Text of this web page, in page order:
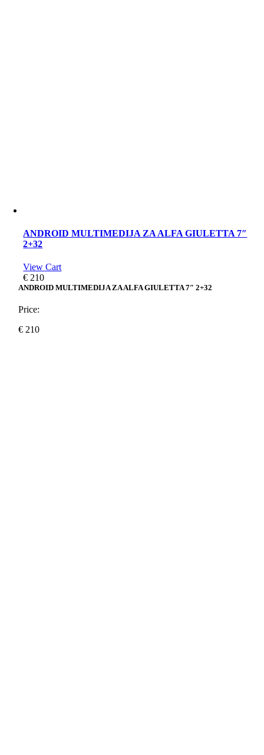
ANDROID MULTIMEDIJA ZA ALFA GIULETTA 7″
2+32
View Cart
€ 210
ANDROID MULTIMEDIJA ZA ALFA GIULETTA 7″ 2+32
Price:
€ 210